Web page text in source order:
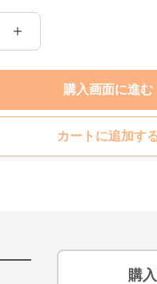
購入画面に進む
カートに追加す
購